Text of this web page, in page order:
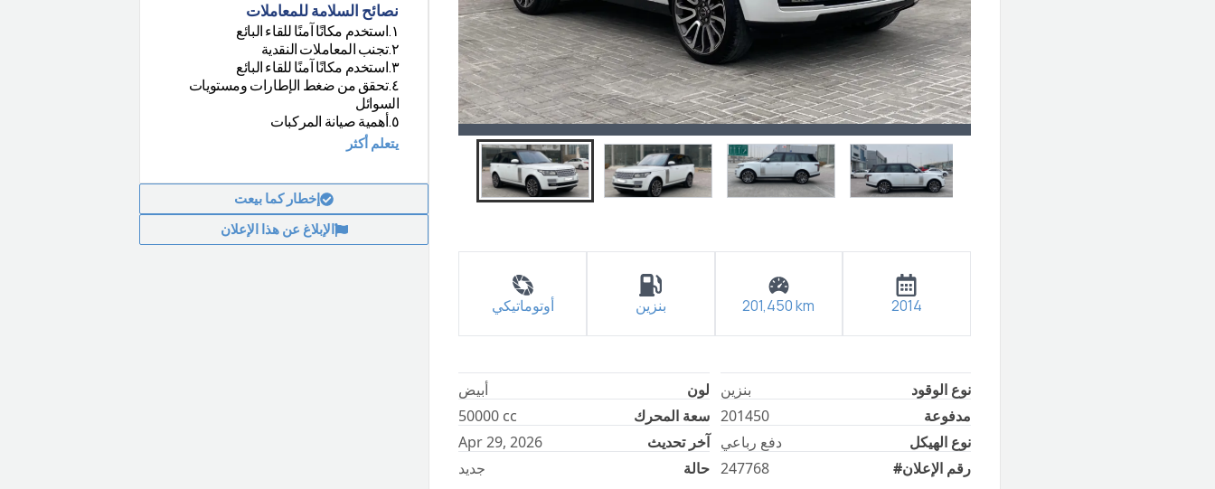
2014
201,450km بنزين أوتوماتيكي
نوع الوقود
بنزين
مدفوعة
201450
نوع الهيكل
دفع رباعي
رقم الإعلان#
247768
لون
أبيض
سعة المحرك
50000 cc
آخر تحديث
Apr 29, 2026
حالة
جديد
نصائح السلامة للمعاملات
١.استخدم مكانًا آمنًا للقاء البائع
٢.تجنب المعاملات النقدية
٣.استخدم مكانًا آمنًا للقاء البائع
٤.تحقق من ضغط الإطارات ومستويات
السوائل
٥.أهمية صيانة المركبات
يتعلم أكثر
إخطار كما بيعت
الإبلاغ عن هذا الإعلان